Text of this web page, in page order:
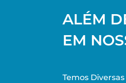
ALÉM
EM
Temos